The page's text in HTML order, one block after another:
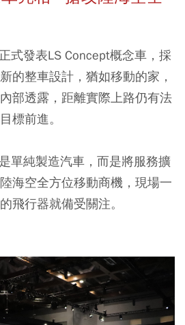
式發表LS Concept概念車，採
的整車設計，猶如移動的家，
部透露，距離實際上路仍有法
標前進。
單純製造汽車，而是將服務擴
海空全方位移動商機，現場一
飛行器就備受關注。